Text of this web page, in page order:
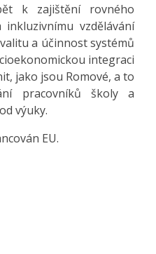
k zajištění rovného
vzdělávání
a účinnost systémů
integraci
jako jsou Romové, a to
pracovníků školy a
výuky.
EU.